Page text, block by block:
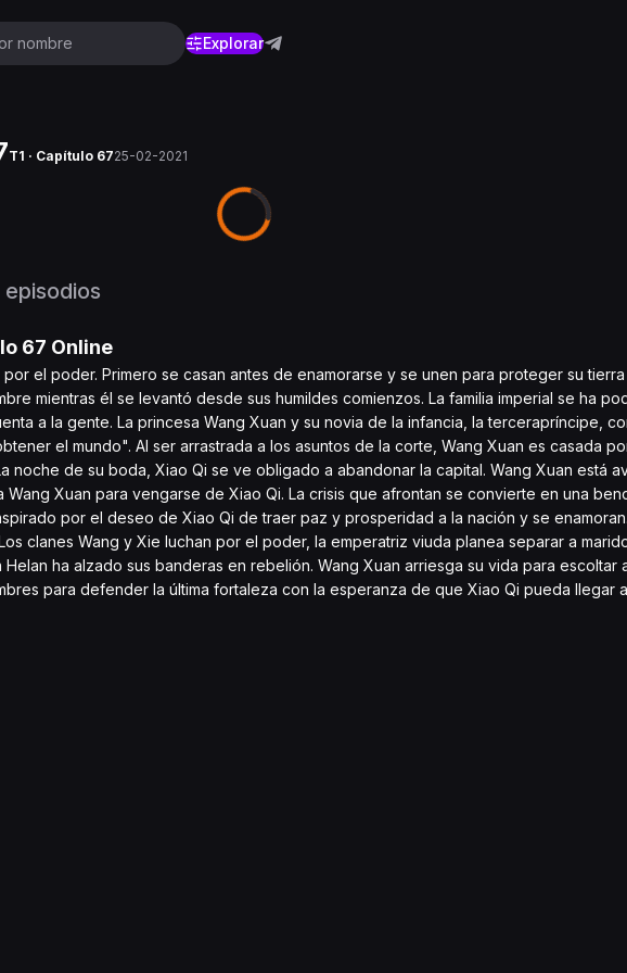
Explorar
T1 · Capítulo 6725-02-2021
episodios
67 Online
el poder. Primero se casan antes de enamorarse y se unen para proteger su tierra
mientras él se levantó desde sus humildes comienzos. La familia imperial se ha
a la gente. La princesa Wang Xuan y su novia de la infancia, la tercerapríncipe,
el mundo". Al ser arrastrada a los asuntos de la corte, Wang Xuan es casada
noche de su boda, Xiao Qi se ve obligado a abandonar la capital. Wang Xuan está
Wang Xuan para vengarse de Xiao Qi. La crisis que afrontan se convierte en una
por el deseo de Xiao Qi de traer paz y prosperidad a la nación y se
clanes Wang y Xie luchan por el poder, la emperatriz viuda planea separar a
ha alzado sus banderas en rebelión. Wang Xuan arriesga su vida para escoltar
para defender la última fortaleza con la esperanza de que Xiao Qi pueda llegar